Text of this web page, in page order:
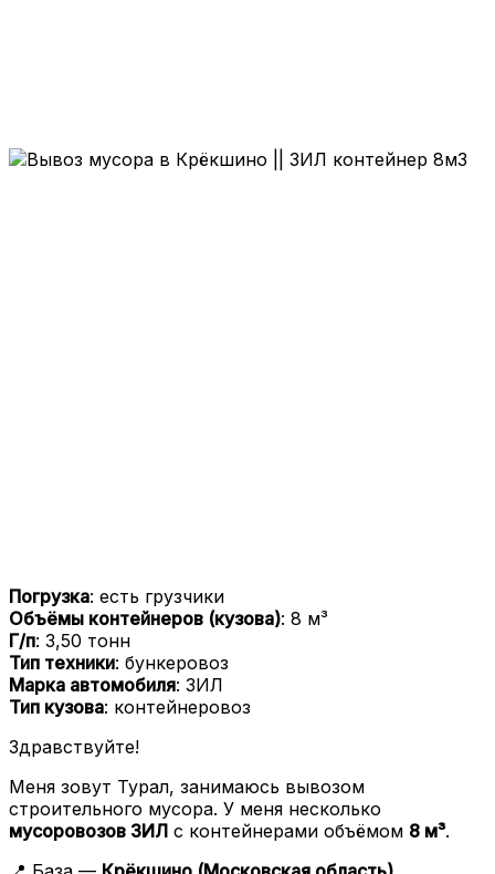
Погрузка: есть грузчики
Объёмы контейнеров (кузова): 8 м³
Г/п: 3,50 тонн
Тип техники: бункеровоз
Марка автомобиля: ЗИЛ
Тип кузова: контейнеровоз
Здравствуйте!
Меня зовут Турал, занимаюсь вывозом
строительного мусора. У меня несколько
мусоровозов ЗИЛ с контейнерами объёмом 8 м³.